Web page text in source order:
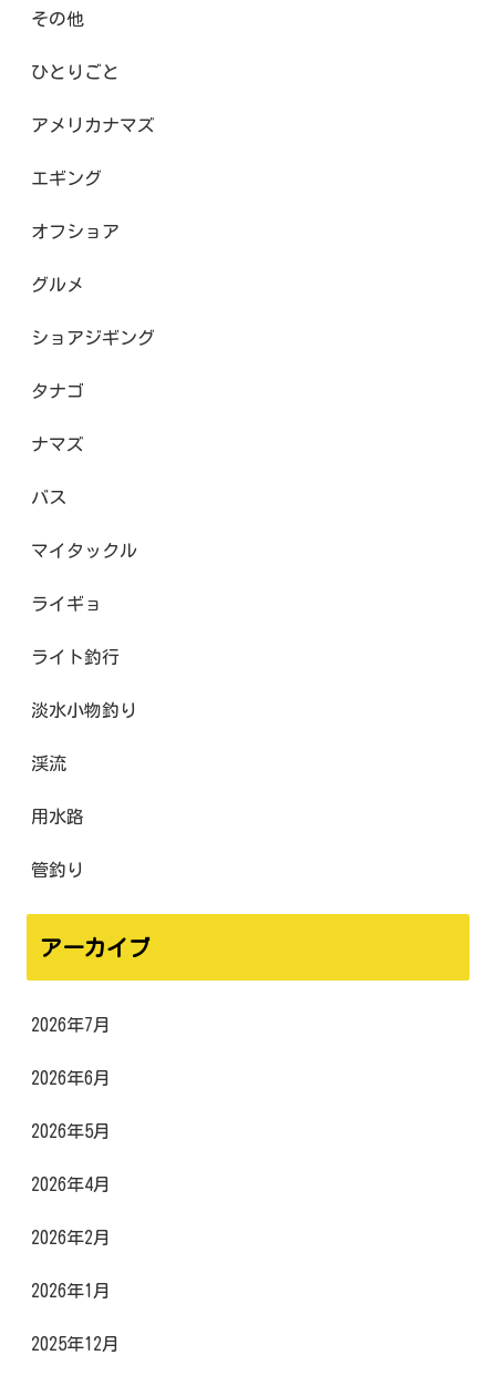
その他
ひとりごと
アメリカナマズ
エギング
オフショア
グルメ
ショアジギング
タナゴ
ナマズ
バス
マイタックル
ライギョ
ライト釣行
淡水小物釣り
渓流
用水路
管釣り
アーカイブ
2026年7月
2026年6月
2026年5月
2026年4月
2026年2月
2026年1月
2025年12月